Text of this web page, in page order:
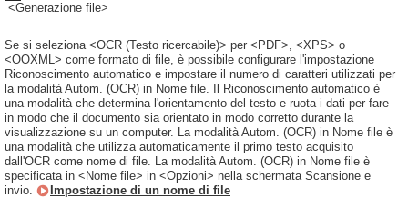
<Generazione file>
Se si seleziona <OCR (Testo ricercabile)> per <PDF>, <XPS> o
<OOXML> come formato di file, è possibile configurare l'impostazione
Riconoscimento automatico e impostare il numero di caratteri utilizzati per
la modalità Autom. (OCR) in Nome file. Il Riconoscimento automatico è
una modalità che determina l'orientamento del testo e ruota i dati per fare
in modo che il documento sia orientato in modo corretto durante la
visualizzazione su un computer. La modalità Autom. (OCR) in Nome file è
una modalità che utilizza automaticamente il primo testo acquisito
dall'OCR come nome di file. La modalità Autom. (OCR) in Nome file è
specificata in <Nome file> in <Opzioni> nella schermata Scansione e
invio.
Impostazione di un nome di file